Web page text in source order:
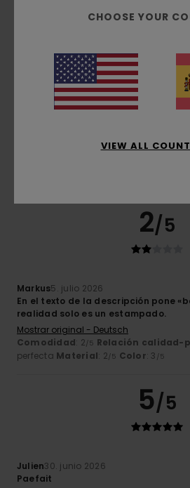
5. julio 2026
Mostrar original - Deutsch
2/5
Markus5. julio 2026
En el texto de la descripción pone
realidad solo es un estampado.
Mostrar original - Deutsch
Comodidad: 2/5 Relación calidad-
perfecta Material: 2/5 Color: 3 /5
5/5
Julien30. junio 2026
Paefait
CHOOSE YOUR
VIEW ALL